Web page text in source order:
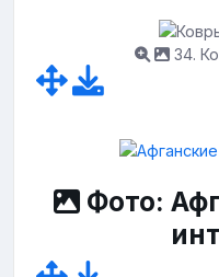
34.
Фото: